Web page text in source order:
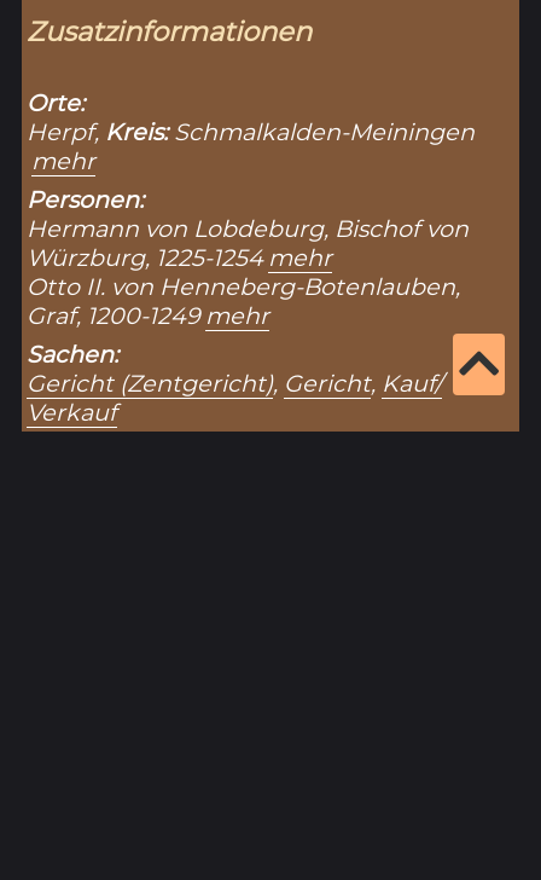
Zusatzinformationen
Orte:
Herpf, Kreis:Schmalkalden-Meiningen
mehr
Personen:
Hermann von Lobdeburg, Bischof von
Würzburg, 1225-1254 mehr
Otto II. von Henneberg-Botenlauben,
Graf, 1200-1249 mehr
Sachen:
Gericht (Zentgericht), Gericht, Kauf/
Verkauf